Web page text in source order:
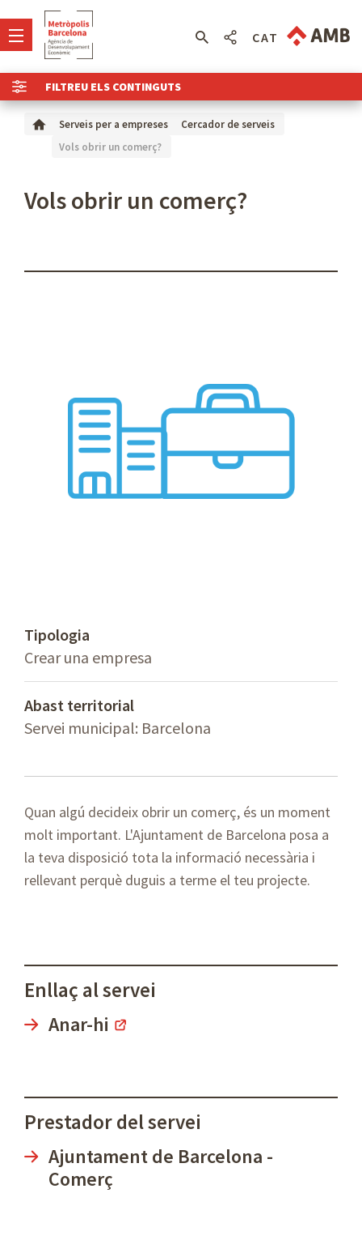
FILTREU ELS CONTINGUTS
CAT
Serveis per a empreses
Cercador de serveis
Vols obrir un comerç?
Vols obrir un comerç?
Tipologia
Crear una empresa
Abast territorial
Servei municipal: Barcelona
Quan algú decideix obrir un comerç, és un moment
molt important. L'Ajuntament de Barcelona posa a
la teva disposició tota la informació necessària i
rellevant perquè duguis a terme el teu projecte.
Enllaç al servei
Anar-hi
Prestador del servei
Ajuntament de Barcelona -
Comerç